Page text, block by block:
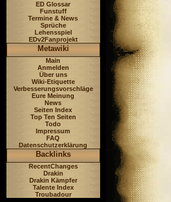
ED Glossar
Funstuff
Termine & News
Sprüche
Lehensspiel
EDv2Fanprojekt
Metawiki
Main
Anmelden
Über uns
Wiki-Etiquette
Verbesserungsvorschläge
Eure Meinung
News
Seiten Index
Top Ten Seiten
Todo
Impressum
FAQ
Datenschutzerklärung
Backlinks
RecentChanges
Drakin
Drakin Kämpfer
Talente Index
Troubadour